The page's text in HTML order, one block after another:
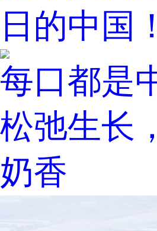
日的中国！
每口都是
松弛生长
奶香